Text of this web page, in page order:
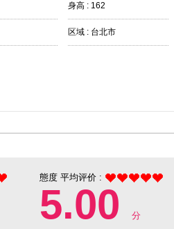
身高 : 162
区域 : 台北市
態度 平均评价 :
5.00 分